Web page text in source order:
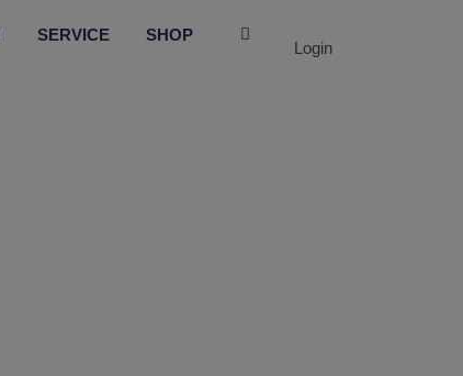
SERVICE SHOP
Login